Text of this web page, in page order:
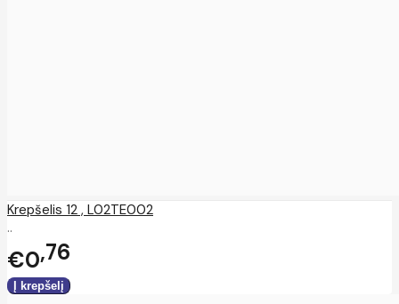
Krepšelis 12 , L02TE002
..
€0 76